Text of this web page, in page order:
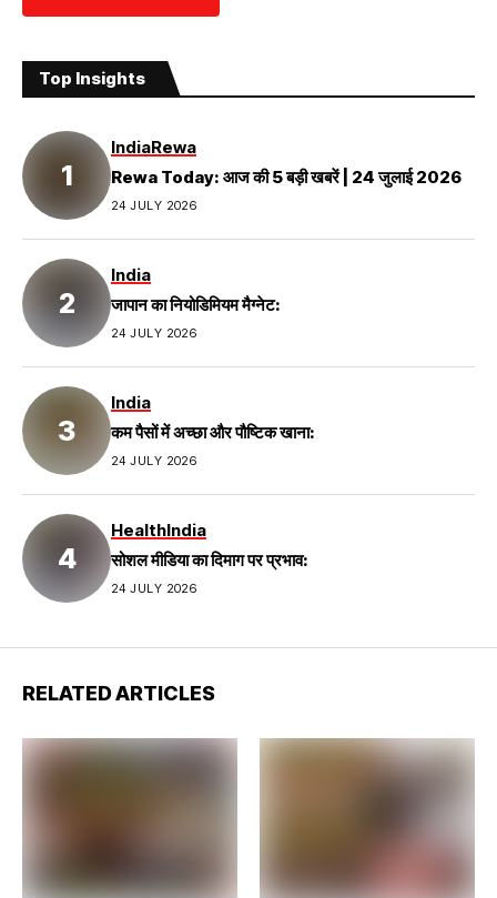
Top Insights
IndiaRewa
Rewa Today: आज की 5 बड़ी खबरें | 24 जुलाई 2026
24 JULY 2026
India
जापान का नियोडिमियम मैग्नेट:
24 JULY 2026
India
कम पैसों में अच्छा और पौष्टिक खाना:
24 JULY 2026
HealthIndia
सोशल मीडिया का दिमाग पर प्रभाव:
24 JULY 2026
RELATED ARTICLES